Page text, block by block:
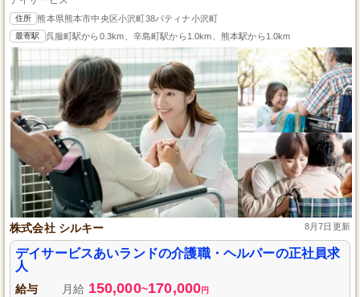
住所 熊本県熊本市中央区小沢町38パティナ小沢町
最寄駅 呉服町駅から0.3km、辛島町駅から1.0km、熊本駅から1.0km
株式会社 シルキー 8月7日更新
デイサービスあいランドの介護職・ヘルパーの正社員求
人
給与 月給 150,000~170,000円